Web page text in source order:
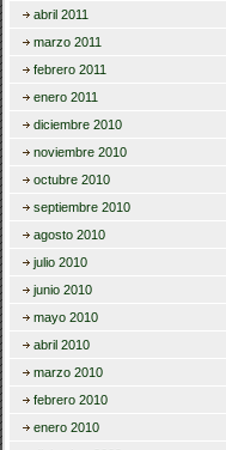
abril 2011
marzo 2011
febrero 2011
enero 2011
diciembre 2010
noviembre 2010
octubre 2010
septiembre 2010
agosto 2010
julio 2010
junio 2010
mayo 2010
abril 2010
marzo 2010
febrero 2010
enero 2010